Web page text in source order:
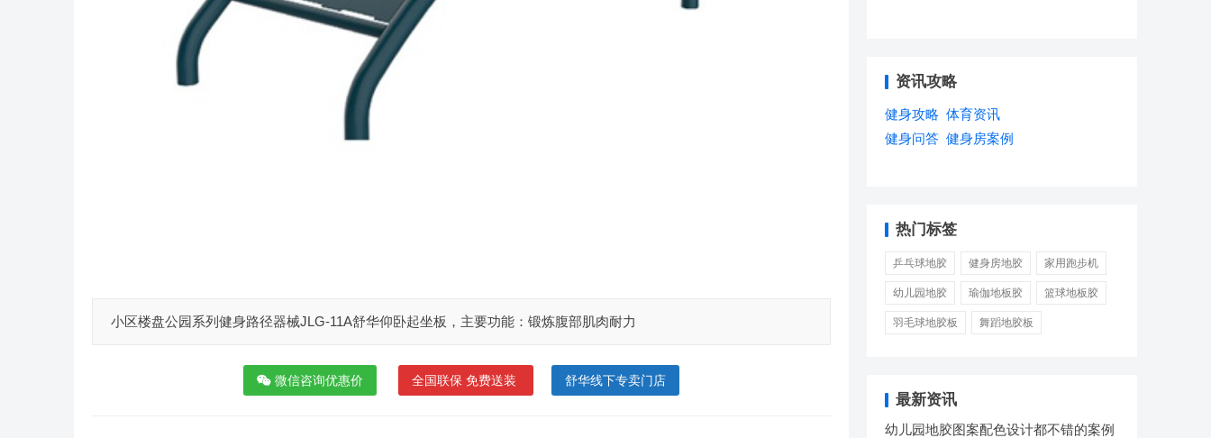
小区楼盘公园系列健身路径器械JLG-11A舒华仰卧起坐板，主要功能：锻炼腹部肌肉耐力
微信咨询优惠价 全国联保 免费送装 舒华线下专卖门店
资讯攻略
健身攻略 体育资讯
健身问答 健身房案例
热门标签
乒乓球地胶 健身房地胶 家用跑步机
幼儿园地胶 瑜伽地板胶 篮球地板胶
羽毛球地胶板 舞蹈地胶板
最新资讯
幼儿园地胶图案配色设计都不错的案例